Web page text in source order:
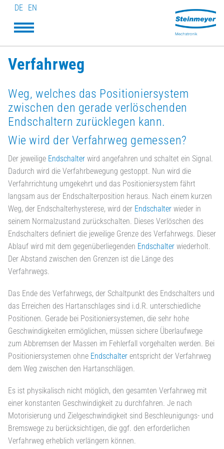
DE EN
Verfahrweg
Weg, welches das Positioniersystem
zwischen den gerade verlöschenden
Endschaltern zurücklegen kann.
Wie wird der Verfahrweg gemessen?
Der jeweilige Endschalter wird angefahren und schaltet ein Signal.
Dadurch wird die Verfahrbewegung gestoppt. Nun wird die
Verfahrrichtung umgekehrt und das Positioniersystem fährt
langsam aus der Endschalterposition heraus. Nach einem kurzen
Weg, der Endschalterhysterese, wird der Endschalter wieder in
seinem Normalzustand zurückschalten. Dieses Verlöschen des
Endschalters definiert die jeweilige Grenze des Verfahrwegs. Dieser
Ablauf wird mit dem gegenüberliegenden Endschalter wiederholt.
Der Abstand zwischen den Grenzen ist die Länge des
Verfahrwegs.
Das Ende des Verfahrwegs, der Schaltpunkt des Endschalters und
das Erreichen des Hartanschlages sind i.d.R. unterschiedliche
Positionen. Gerade bei Positioniersystemen, die sehr hohe
Geschwindigkeiten ermöglichen, müssen sichere Überlaufwege
zum Abbremsen der Massen im Fehlerfall vorgehalten werden. Bei
Positioniersystemen ohne Endschalter entspricht der Verfahrweg
dem Weg zwischen den Hartanschlägen.
Es ist physikalisch nicht möglich, den gesamten Verfahrweg mit
einer konstanten Geschwindigkeit zu durchfahren. Je nach
Motorisierung und Zielgeschwindigkeit sind Beschleunigungs- und
Bremswege zu berücksichtigen, die ggf. den erforderlichen
Verfahrweg erheblich verlängern können.